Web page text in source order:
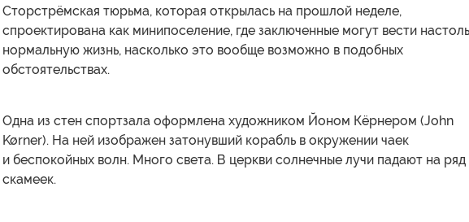
Сторстрёмская тюрьма, которая открылась на прошлой неделе,
спроектирована как минипоселение, где заключенные могут вести
нормальную жизнь, насколько это вообще возможно в подобных
обстоятельствах.
Одна из стен спортзала оформлена художником Йоном Кёрнером (John
Kørner). На ней изображен затонувший корабль в окружении чаек
и беспокойных волн. Много света. В церкви солнечные лучи падают на ряд
скамеек.